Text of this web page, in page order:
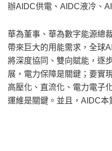
辦AIDC供電、AIDC液冷、
華為董事、華為數字能源總
帶來巨大的用能需求，全球
將深度協同、雙向賦能，逐
展，電力保障是關鍵；要實
高壓化、直流化、電力電子
運維是關鍵。並且，AIDC本